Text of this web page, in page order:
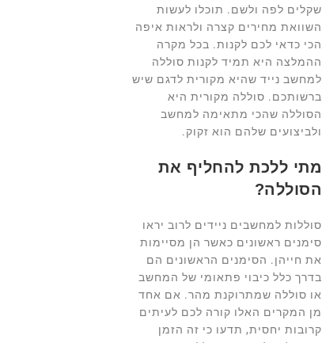
שקלים לפה ולשם. תוכלו לעשות
השוואת מחירים קצרה ולראות איפה
הכי כדאי לכם לקנות. בכל מקרה
ההמלצה היא תמיד לקנות סוללה
למחשב נייד שהיא מקורית לדגם שיש
ברשותכם. סוללה מקורית היא
הסוללה שהכי מתאימה למחשב
ולביצועים שלהם הוא זקוק.
מתי ללכת להחליף את
הסוללה?
סוללות למחשבים ניידים לרוב יראו
סימנים ראשונים כאשר הן מסיימות
את חייהן. הסימנים הראשונים הם
בדרך כלל כיבוי פתאומי של המחשב
או סוללה שמתרוקנת מהר. אם אחד
מן המקרים האלו קורה לכם לעיתים
קרובות יחסית, תדעו כי זה הזמן